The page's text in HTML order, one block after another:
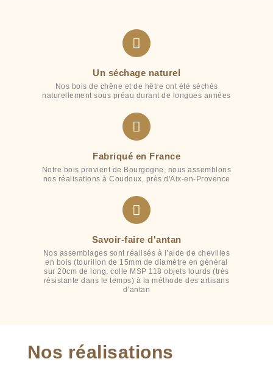
Un séchage naturel
Nos bois de chêne et de hêtre ont été séchés
naturellement sous préau durant de longues années
Fabriqué en France
Notre bois provient de Bourgogne, nous assemblons
nos réalisations à Coudoux, près d'Aix-en-Provence
Savoir-faire d'antan
Nos assemblages sont réalisés à l’aide de chevilles
en bois (tourillon de 15mm de diamètre en général
sur 20cm de long, colle MSP 118 objets lourds (très
résistante dans le temps) à la méthode des artisans
d’antan
Nos réalisations